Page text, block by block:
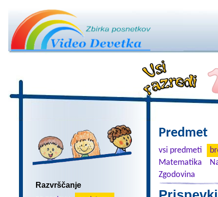
Razvrščanje
Predmet
vsi predmeti
Matematika
Zgodovina